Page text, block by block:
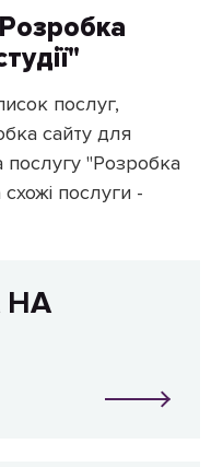
послуг,
сайту для
послугу "Розробка
послуги -
НА